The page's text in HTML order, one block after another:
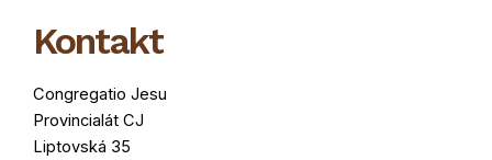
Kontakt
Congregatio Jesu
Provincialát CJ
Liptovská 35